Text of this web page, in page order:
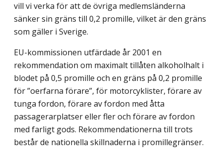
vill vi verka för att de övriga medlemsländerna
sänker sin gräns till 0,2 promille, vilket är den gräns
som gäller i Sverige.
EU-kommissionen utfärdade år 2001 en
rekommendation om maximalt tillåten alkoholhalt i
blodet på 0,5 promille och en gräns på 0,2 promille
för ”oerfarna förare”, för motorcyklister, förare av
tunga fordon, förare av fordon med åtta
passagerarplatser eller fler och förare av fordon
med farligt gods. Rekommendationerna till trots
består de nationella skillnaderna i promillegränser.